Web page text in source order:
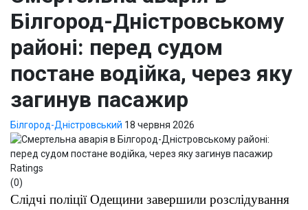
Білгород-Дністровському
районі: перед судом
постане водійка, через яку
загинув пасажир
Білгород-Дністровський 18 червня 2026
Ratings
(0)
Слідчі поліції Одещини завершили розслідування